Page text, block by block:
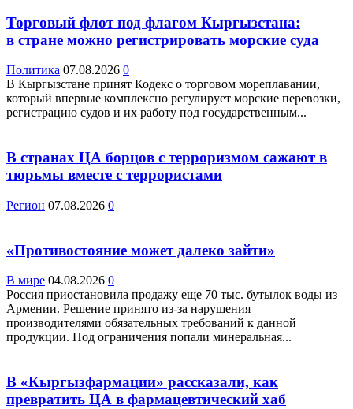
Торговый флот под флагом Кыргызстана:
в стране можно регистрировать морские суда
Политика 07.08.2026 0
В Кыргызстане принят Кодекс о торговом мореплавании,
который впервые комплексно регулирует морские перевозки,
регистрацию судов и их работу под государственным...
В странах ЦА борцов с терроризмом сажают в
тюрьмы вместе с террористами
Регион 07.08.2026 0
«Противостояние может далеко зайти»
В мире 04.08.2026 0
Россия приостановила продажу еще 70 тыс. бутылок воды из
Армении. Решение принято из-за нарушения
производителями обязательных требований к данной
продукции. Под ограничения попали минеральная...
В «Кыргызфармации» рассказали, как
превратить ЦА в фармацевтический хаб